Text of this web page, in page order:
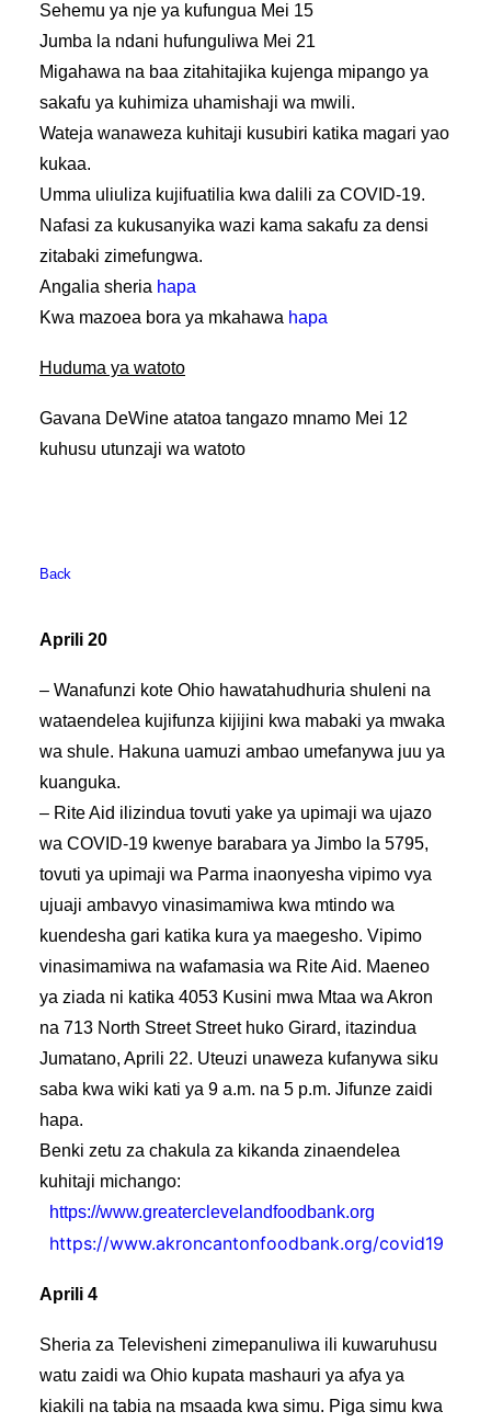
Sehemu ya nje ya kufungua Mei 15
Jumba la ndani hufunguliwa Mei 21
Migahawa na baa zitahitajika kujenga mipango ya
sakafu ya kuhimiza uhamishaji wa mwili.
Wateja wanaweza kuhitaji kusubiri katika magari yao
kukaa.
Umma uliuliza kujifuatilia kwa dalili za COVID-19.
Nafasi za kukusanyika wazi kama sakafu za densi
zitabaki zimefungwa.
Angalia sheria hapa
Kwa mazoea bora ya mkahawa hapa
Huduma ya watoto
Gavana DeWine atatoa tangazo mnamo Mei 12
kuhusu utunzaji wa watoto
Back
Aprili 20
– Wanafunzi kote Ohio hawatahudhuria shuleni na
wataendelea kujifunza kijijini kwa mabaki ya mwaka
wa shule. Hakuna uamuzi ambao umefanywa juu ya
kuanguka.
– Rite Aid ilizindua tovuti yake ya upimaji wa ujazo
wa COVID-19 kwenye barabara ya Jimbo la 5795,
tovuti ya upimaji wa Parma inaonyesha vipimo vya
ujuaji ambavyo vinasimamiwa kwa mtindo wa
kuendesha gari katika kura ya maegesho. Vipimo
vinasimamiwa na wafamasia wa Rite Aid. Maeneo
ya ziada ni katika 4053 Kusini mwa Mtaa wa Akron
na 713 North Street Street huko Girard, itazindua
Jumatano, Aprili 22. Uteuzi unaweza kufanywa siku
saba kwa wiki kati ya 9 a.m. na 5 p.m. Jifunze zaidi
hapa.
Benki zetu za chakula za kikanda zinaendelea
kuhitaji michango:
https://www.greaterclevelandfoodbank.org
https://www.akroncantonfoodbank.org/covid19
Aprili 4
Sheria za Televisheni zimepanuliwa ili kuwaruhusu
watu zaidi wa Ohio kupata mashauri ya afya ya
kiakili na tabia na msaada kwa simu. Piga simu kwa